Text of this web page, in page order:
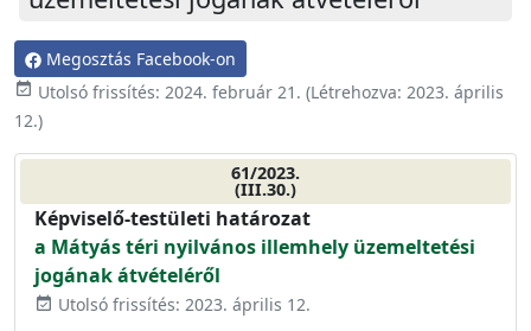
Megosztás Facebook-on
event_available Utolsó frissítés: 2024. február 21. (Létrehozva: 2023. április
12.)
61/2023.
(III.30.)
Képviselő-testületi határozat
a Mátyás téri nyilvános illemhely üzemeltetési
jogának átvételéről
event_available Utolsó frissítés: 2023. április 12.